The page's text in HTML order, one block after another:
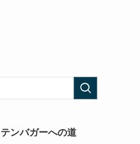
ンバガーへの道